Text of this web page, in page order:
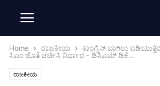
Home ರಾಜಕೀಯ
ಕಾಂಗ್ರೆಸ್‌ ಬಾಗಿಲು
ಸಿಎಂ ಜೊತೆ ಚರ್ಚಿಸಿ ನಿರ್ಧಾರ‌ – ಡಿಸಿಎಮ್ ಡಿಕೆ...
ರಾಜಕೀಯ